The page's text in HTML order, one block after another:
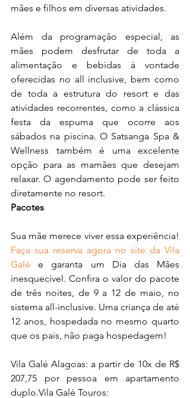
mães e filhos em diversas atividades.
Além da programação especial, as
mães podem desfrutar de toda a
alimentação e bebidas à vontade
oferecidas no all inclusive, bem como
de toda a estrutura do resort e das
atividades recorrentes, como a clássica
festa da espuma que ocorre aos
sábados na piscina. O Satsanga Spa &
Wellness também é uma excelente
opção para as mamães que desejam
relaxar. O agendamento pode ser feito
diretamente no resort.
Pacotes
Faça sua reserva agora no site da Vila
Galé e garanta um Dia das Mães
inesquecível. Confira o valor do pacote
de três noites, de 9 a 12 de maio, no
sistema all-inclusive. Uma criança de até
12 anos, hospedada no mesmo quarto
que os pais, não paga hospedagem!
Vila Galé Alagoas: a partir de 10x de R$
207,75 por pessoa em apartamento
duplo.Vila Galé Touros: